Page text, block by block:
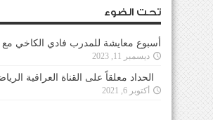
تحت الضوء
أسبوع معايشة للمدرب فادي الكاخي
ديسمبر 11, 2023
الحداد معلقاً على القناة العراقية
أكتوبر 6, 2021